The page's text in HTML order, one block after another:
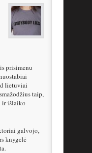
prisimenu
lietuviai
taip,
ir išlaiko
galvojo,
knygelė